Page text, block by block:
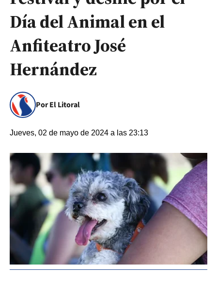
Día del Animal en el
Anfiteatro José
Hernández
Por El Litoral
Jueves, 02 de mayo de 2024 a las 23:13